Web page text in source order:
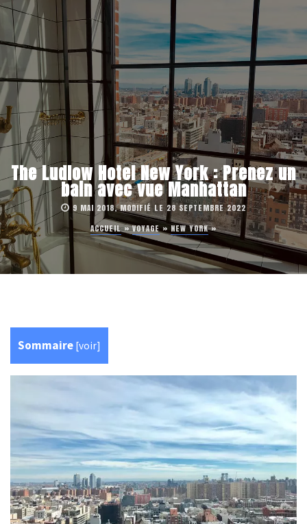
The Ludlow Hotel New York : Prenez un
bain avec vue Manhattan
9 MAI 2018, MODIFIÉ LE 28 SEPTEMBRE 2022
ACCUEIL»VOYAGE» NEW YORK»
Sommaire [voir]